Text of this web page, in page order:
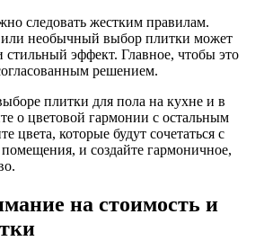
следовать жестким правилам.
необычный выбор плитки может
стильный эффект. Главное, чтобы это
решением.
плитки для пола на кухне и в
о цветовой гармонии с остальным
цвета, которые будут сочетаться с
и создайте гармоничное,
на стоимость и